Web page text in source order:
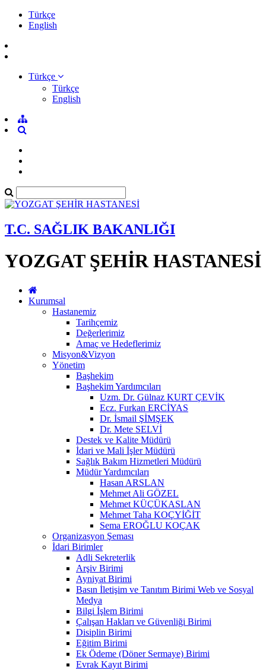
Türkçe
English
Türkçe
Türkçe
English
T.C. SAĞLIK BAKANLIĞI
YOZGAT ŞEHİR HASTANESİ
Kurumsal
Hastanemiz
Tarihçemiz
Değerlerimiz
Amaç ve Hedeflerimiz
Misyon&Vizyon
Yönetim
Başhekim
Başhekim Yardımcıları
Uzm. Dr. Gülnaz KURT ÇEVİK
Ecz. Furkan ERCİYAS
Dr. İsmail ŞİMŞEK
Dr. Mete SELVİ
Destek ve Kalite Müdürü
İdari ve Mali İşler Müdürü
Sağlık Bakım Hizmetleri Müdürü
Müdür Yardımcıları
Hasan ARSLAN
Mehmet Ali GÖZEL
Mehmet KÜÇÜKASLAN
Mehmet Taha KOÇYİĞİT
Sema EROĞLU KOÇAK
Organizasyon Şeması
İdari Birimler
Adli Sekreterlik
Arşiv Birimi
Ayniyat Birimi
Basın İletişim ve Tanıtım Birimi Web ve Sosyal
Medya
Bilgi İşlem Birimi
Çalışan Hakları ve Güvenliği Birimi
Disiplin Birimi
Eğitim Birimi
Ek Ödeme (Döner Sermaye) Birimi
Evrak Kayıt Birimi